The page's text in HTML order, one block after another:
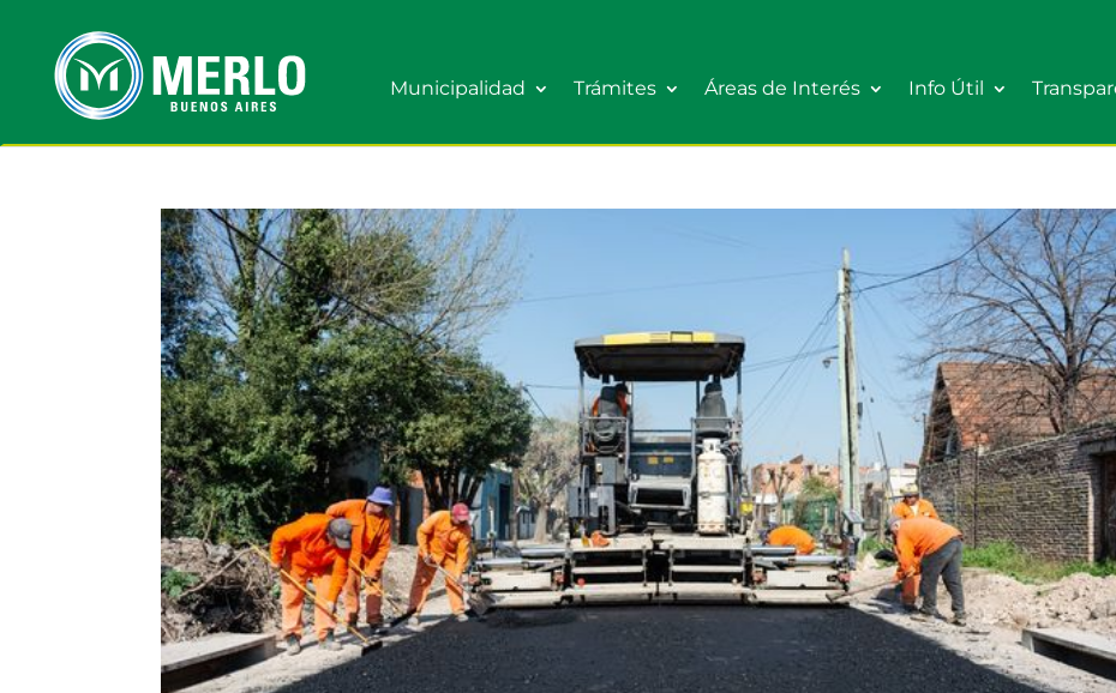
Municipalidad Trámites Áreas de Interés Info Útil